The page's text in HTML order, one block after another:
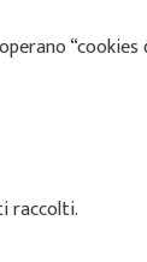
raccolti.